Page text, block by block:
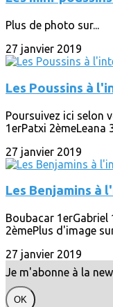
Plus de photo sur...
27 janvier 2019
Les Poussins à
Poursuivez ici selon
1erPatxi 2èmeLeana
27 janvier 2019
Les Benjamins à
Boubacar
2èmePlus d'image
27 janvier 2019
Je m'abonne à la
OK